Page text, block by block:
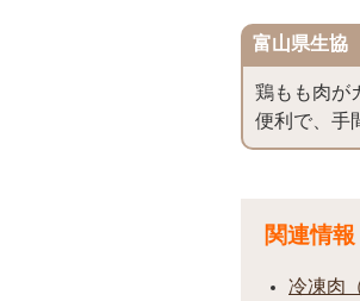
富山県生
鶏もも肉が
便利で、手
関連情報
冷凍肉